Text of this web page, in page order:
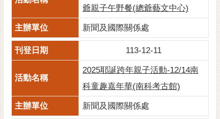
爺親子午野餐(總爺藝文中心)
新聞及國際關係處
113-12-11
2025耶誕跨年親子活動-12/14南
科童趣嘉年華(南科考古館)
新聞及國際關係處